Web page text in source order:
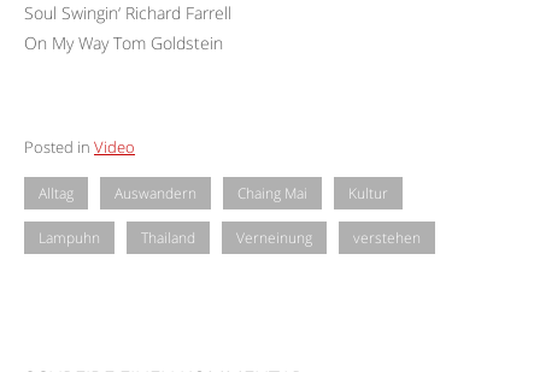
Soul Swingin‘ Richard Farrell
On My Way Tom Goldstein
Posted in Video
Alltag Auswandern Chaing Mai Kultur
Lampuhn Thailand Verneinung verstehen